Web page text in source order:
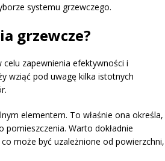
systemu grzewczego.
grzewcze?
zapewnienia efektywności i
wziąć pod uwagę kilka istotnych
elementem. To właśnie ona określa,
Warto dokładnie
może być uzależnione od powierzchni,